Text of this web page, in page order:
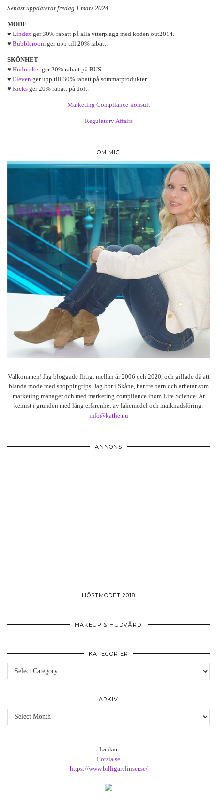
Senast uppdaterat fredag 1 mars 2024.
MODE
♥ Lindex ger 30% rabatt på alla ytterplagg med koden out2014.
♥ Bubbleroom ger upp till 20% rabatt.
SKÖNHET
♥ Hudoteket ger 20% rabatt på BUS.
♥ Eleven ger upp till 30% rabatt på sommarprodukter.
♥ Kicks ger 20% rabatt på doft.
Marketing Compliance-konsult
Regulatory Affairs
OM MIG
Välkommen! Jag bloggade flitigt mellan år 2006 och 2020, och gillade då att
blanda mode med shoppingtips. Jag bor i Skåne, har tre barn och arbetar som
marketing manager och med marketing compliance inom Life Science. Är
kemist i grunden med lång erfarenhet av läkemedel och marknadsföring.
info@kathe.nu
ANNONS
HÖSTMODET 2018
MAKEUP & HUDVÅRD:
KATEGORIER
Kategorier
ARKIV
Arkiv
Länkar
Lotsia.se
https://www.billigarelinser.se/